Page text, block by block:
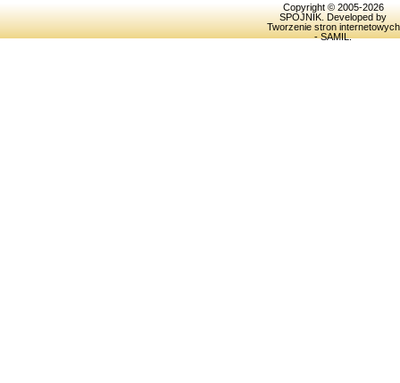
Copyright © 2005-2026
SPOJNIK . Developed by
Tworzenie stron internetowych
- SAMIL.